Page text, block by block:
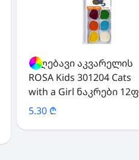
საღებავი აკვარელის
ROSA Kids 301204 Cats
with a Girl ნაკრები 12ფ
5.30 ₾